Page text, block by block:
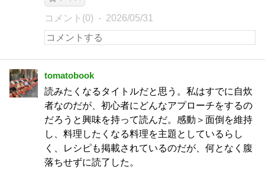
コメント(0) 2026/05/31
tomatobook
読みたくなるタイトルだと思う。私はすでに自炊
者なのだが、初心者にどんなアプローチをするの
だろうと興味を持って読んだ。感動＞面倒を維持
し、料理したくなる料理を主題としているらし
く、レシピも掲載されているのだが、何となく腹
落ちせずに読了した。